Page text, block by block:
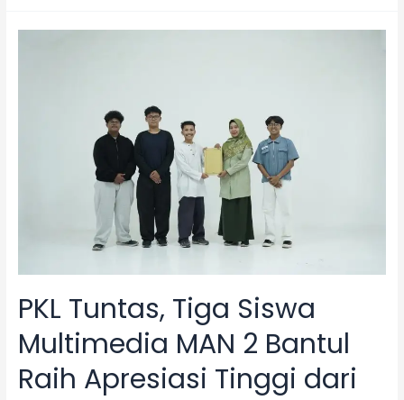
PKL Tuntas, Tiga Siswa
Multimedia MAN 2 Bantul
Raih Apresiasi Tinggi dari